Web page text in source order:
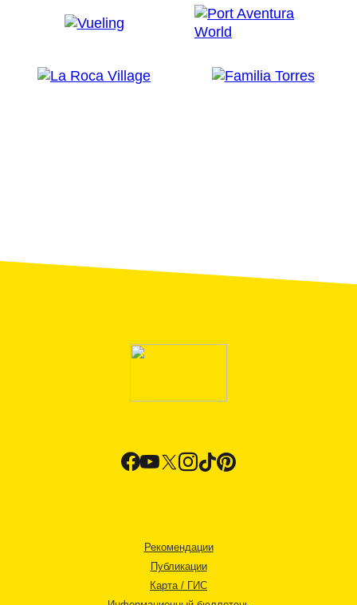
Рекомендации
Публикации
Карта / ГИС